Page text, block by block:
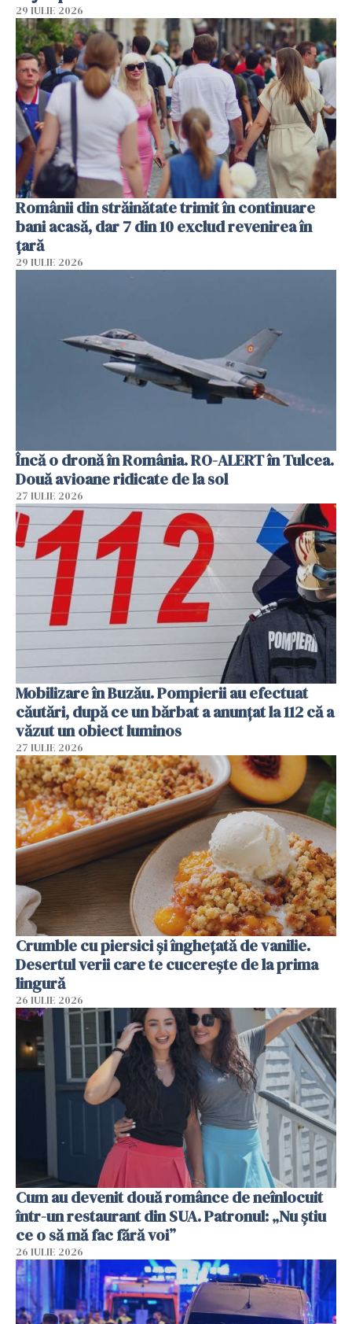
29 IULIE 2026
Românii din străinătate trimit în continuare
bani acasă, dar 7 din 10 exclud revenirea în
țară
29 IULIE 2026
Încă o dronă în România. RO-ALERT în Tulcea.
Două avioane ridicate de la sol
27 IULIE 2026
Mobilizare în Buzău. Pompierii au efectuat
căutări, după ce un bărbat a anunțat la 112 că a
văzut un obiect luminos
27 IULIE 2026
Crumble cu piersici și înghețată de vanilie.
Desertul verii care te cucerește de la prima
lingură
26 IULIE 2026
Cum au devenit două românce de neînlocuit
într-un restaurant din SUA. Patronul: „Nu știu
ce o să mă fac fără voi”
26 IULIE 2026